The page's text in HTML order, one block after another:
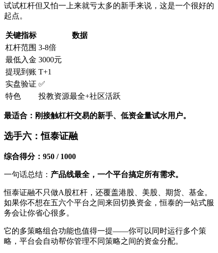
试试杠杆但又怕一上来就亏太多的新手来说，这是一个很好的
起点。
关键指标
数据
杠杆范围 3-8倍
最低入金 3000元
提现到账 T+1
实盘验证 ✅
特色
投教资源最全+社区活跃
最适合：刚接触杠杆交易的新手、低资金量试水用户。
选手六：恒泰证融
综合得分：950 / 1000
一句话总结： 产品线最全，一个平台搞定所有需求。
恒泰证融不只做A股杠杆，还覆盖港股、美股、期货、基金。
如果你不想在五六个平台之间来回切换资金，恒泰的一站式服
务会让你省心很多。
它的多策略组合功能也值得一提——你可以同时运行多个策
略，平台会自动帮你管理不同策略之间的资金分配。